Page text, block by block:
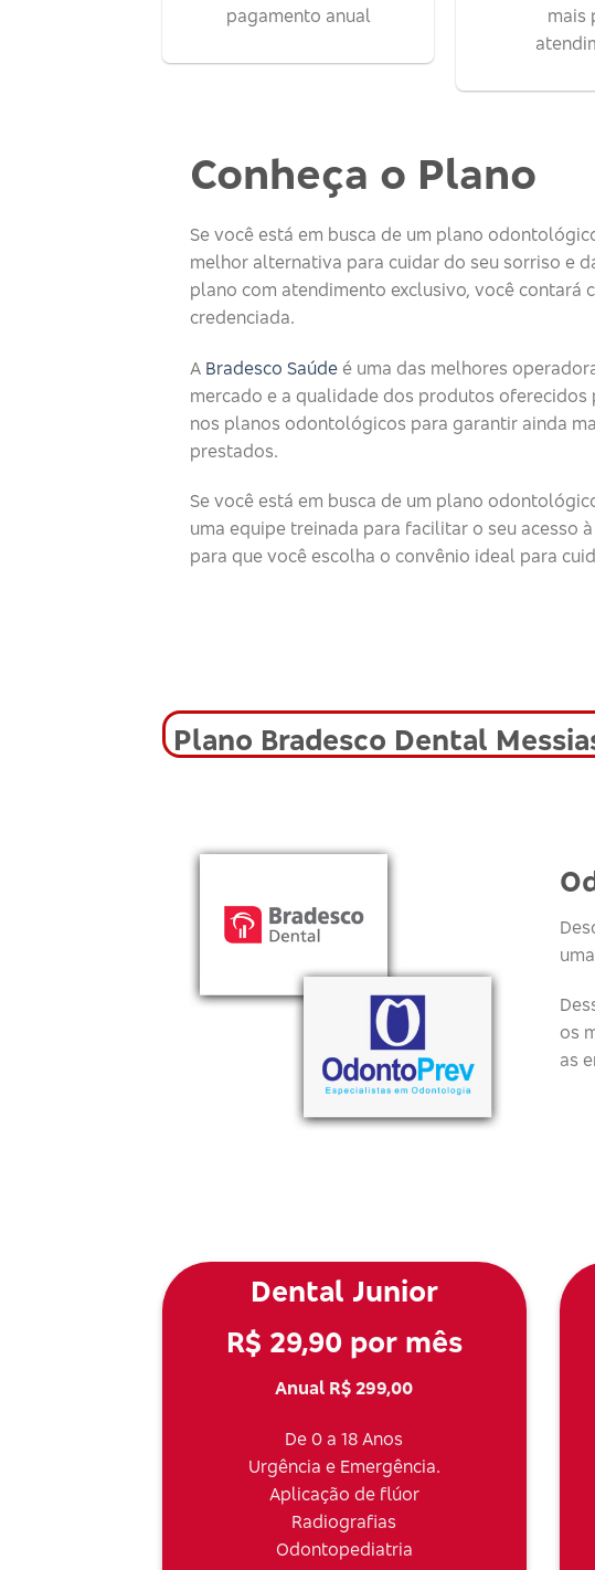
pagamento anual
mais
Conheça o Plano
Se você está em busca de um plano
melhor alternativa para cuidar do seu sorriso e
plano com atendimento exclusivo, você contará
credenciada.
A Bradesco Saúde é uma das melhores
mercado e a qualidade dos produtos
nos planos odontológicos para garantir ainda
prestados.
Se você está em busca de um plano
uma equipe treinada para facilitar o seu acesso
para que você escolha o convênio ideal para
Plano Bradesco Dental
os
as
Dental Junior
R$ 29,90 por mês
Anual R$ 299,00
De 0 a 18 Anos
Urgência e Emergência.
Aplicação de flúor
Radiografias
Odontopediatria